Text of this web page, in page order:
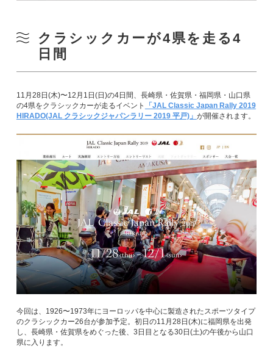
クラシックカーが4県を走る4
日間
11月28日(木)〜12月1日(日)の4日間、長崎県・佐賀県・福岡県・山口県
の4県をクラシックカーが走るイベント
「JAL Classic Japan Rally 2019
HIRADO(JAL クラシックジャパンラリー 2019 平戸)」 が開催されます。
今回は、1926〜1973年にヨーロッパを中心に製造されたスポーツタイプ
のクラシックカー26台が参加予定。初日の11月28日(木)に福岡県を出発
し、長崎県・佐賀県をめぐった後、3日目となる30日(土)の午後から山口
県に入ります。